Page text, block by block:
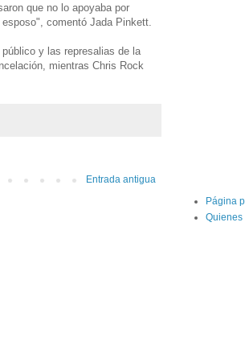
que no lo apoyaba por
comentó Jada Pinkett.
y las represalias de la
mientras Chris Rock
Entrada antigua
Página
Quienes